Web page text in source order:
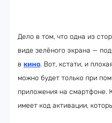
Дело в том, что одна из
виде зелёного экрана —
в кино. Вот, кстати, и
можно будет только при
приложения на смартфоне.
имеет код активации,